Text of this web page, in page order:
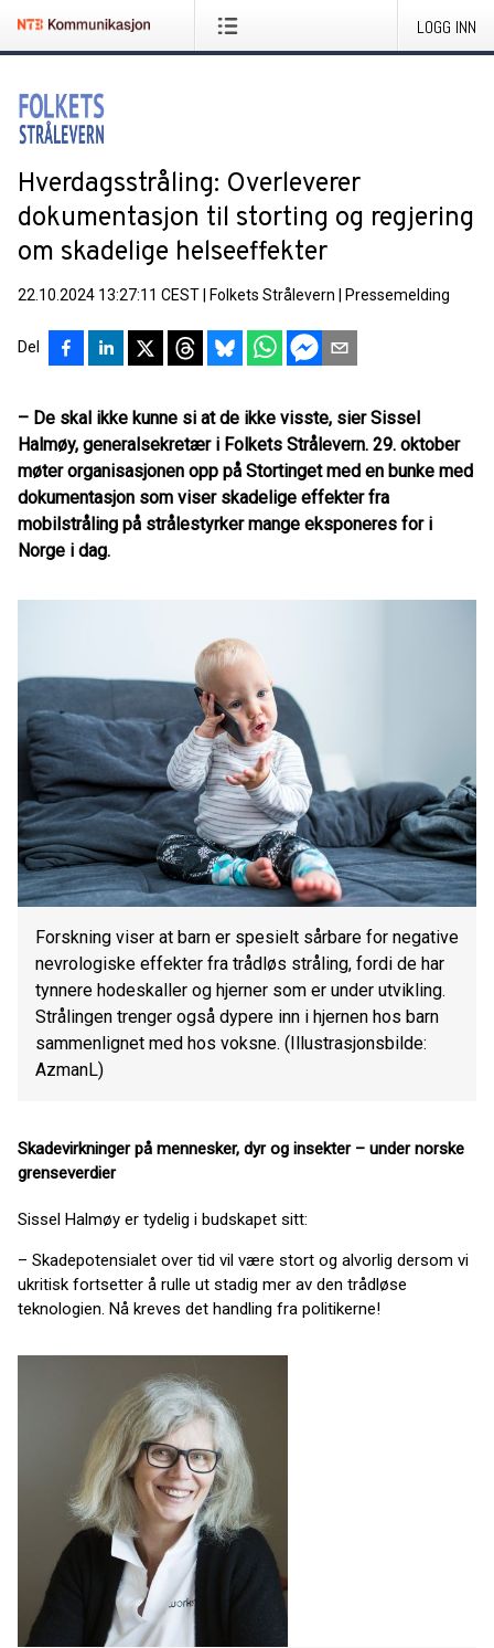
LOGG INN
Hverdagsstråling: Overleverer
dokumentasjon til storting og regjering
om skadelige helseeffekter
22.10.2024 13:27:11 CEST Folkets Strålevern Pressemelding
Del
– De skal ikke kunne si at de ikke visste, sier Sissel
Halmøy, generalsekretær i Folkets Strålevern. 29. oktober
møter organisasjonen opp på Stortinget med en bunke med
dokumentasjon som viser skadelige effekter fra
mobilstråling på strålestyrker mange eksponeres for i
Norge i dag.
Forskning viser at barn er spesielt sårbare for negative
nevrologiske effekter fra trådløs stråling, fordi de har
tynnere hodeskaller og hjerner som er under utvikling.
Strålingen trenger også dypere inn i hjernen hos barn
sammenlignet med hos voksne. (Illustrasjonsbilde:
AzmanL)
Skadevirkninger på mennesker, dyr og insekter – under norske
grenseverdier
Sissel Halmøy er tydelig i budskapet sitt:
– Skadepotensialet over tid vil være stort og alvorlig dersom vi
ukritisk fortsetter å rulle ut stadig mer av den trådløse
teknologien. Nå kreves det handling fra politikerne!